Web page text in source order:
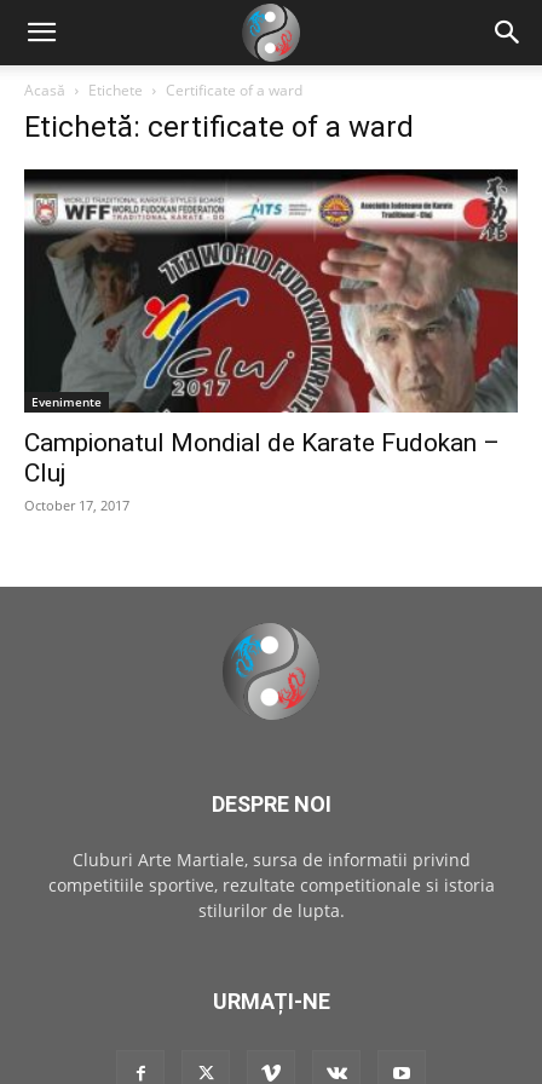
Acasă Etichete Certificate of a ward
Etichetă: certificate of a ward
Evenimente
Campionatul Mondial de Karate Fudokan –
Cluj
October 17, 2017
DESPRE NOI
Cluburi Arte Martiale, sursa de informatii privind
competitiile sportive, rezultate competitionale si istoria
stilurilor de lupta.
URMAȚI-NE